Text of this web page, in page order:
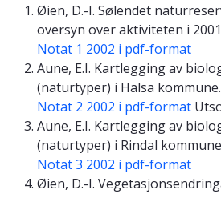
Øien, D.-I. Sølendet
oversyn over aktiviteten i
Notat 1 2002 i pdf-format
Aune, E.I. Kartlegging av
(naturtyper) i Halsa kommune.
Notat 2 2002 i pdf-format
Aune, E.I. Kartlegging av
(naturtyper) i Rindal
Notat 3 2002 i pdf-format
Øien, D.-I.